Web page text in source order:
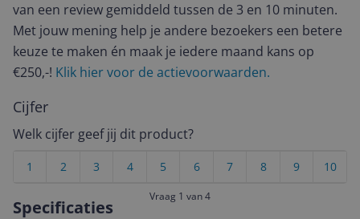
Specificaties
van een review gemiddeld tussen de 3 en 10 minuten.
Met jouw mening help je andere bezoekers een betere
keuze te maken én maak je iedere maand kans op
€250,-! Klik hier voor de actievoorwaarden.
Cijfer
Welk cijfer geef jij dit product?
10
9
8
7
6
5
4
3
2
1
Vraag 1 van 4